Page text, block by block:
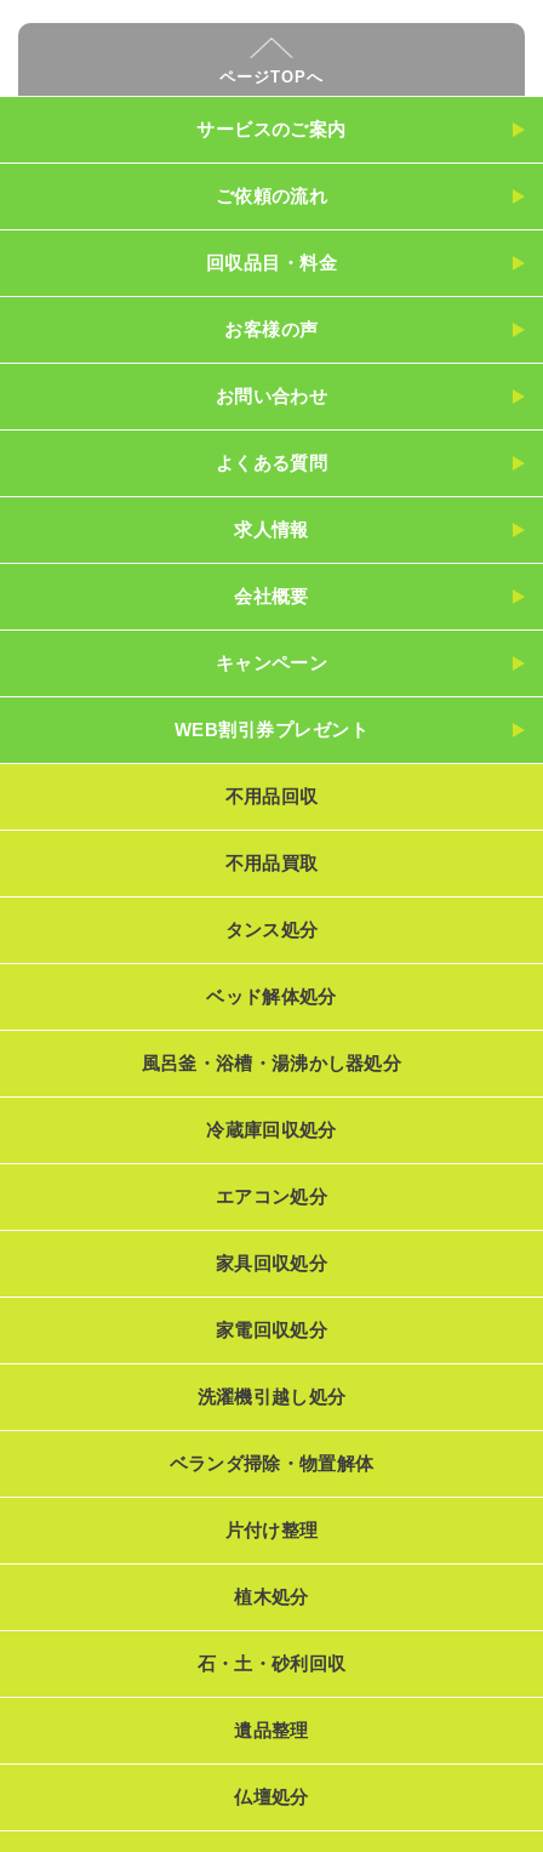
ページTOPへ
サービスのご案内
ご依頼の流れ
回収品目・料金
お客様の声
お問い合わせ
よくある質問
求人情報
会社概要
キャンペーン
WEB割引券プレゼント
不用品回収
不用品買取
タンス処分
ベッド解体処分
風呂釜・浴槽・湯沸かし器処分
冷蔵庫回収処分
エアコン処分
家具回収処分
家電回収処分
洗濯機引越し処分
ベランダ掃除・物置解体
片付け整理
植木処分
石・土・砂利回収
遺品整理
仏壇処分